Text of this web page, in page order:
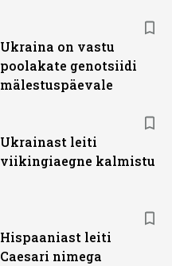
Ukraina on vastu
poolakate genotsiidi
mälestuspäevale
Ukrainast leiti
viikingiaegne kalmistu
Hispaaniast leiti
Caesari nimega